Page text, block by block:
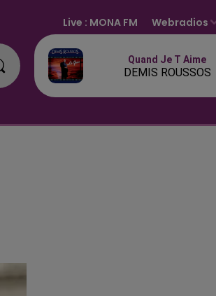
Live : MONA FM Webradios
Quand Je T Aime
DEMIS ROUSSOS